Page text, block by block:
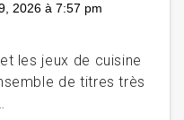
2026 à 7:57 pm
les jeux de cuisine
de titres très